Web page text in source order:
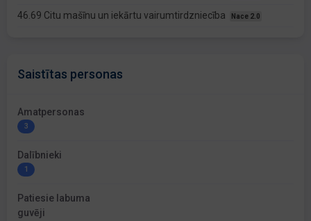
46.69 Citu mašīnu un iekārtu vairumtirdzniecība Nace 2.0
Saistītas personas
Amatpersonas
3
Dalībnieki
1
Patiesie labuma
guvēji